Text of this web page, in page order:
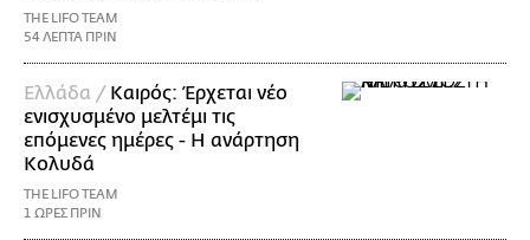
THE LIFO TEAM
54 ΛΕΠΤΑ ΠΡΙΝ
Ελλάδα / Καιρός: Έρχεται νέο
ενισχυσμένο μελτέμι τις
επόμενες ημέρες - Η ανάρτηση
Κολυδά
THE LIFO TEAM
1 ΩΡΕΣ ΠΡΙΝ